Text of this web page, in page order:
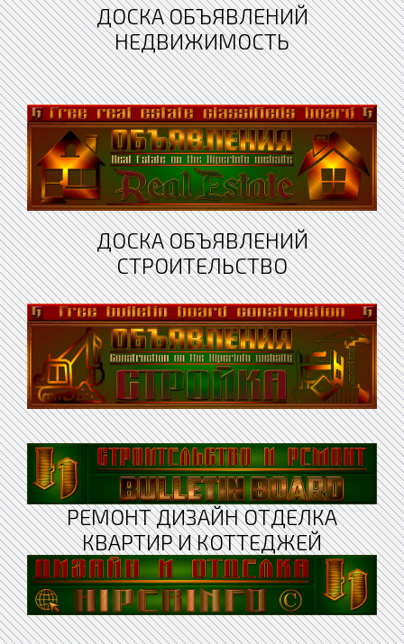
ДОСКА ОБЪЯВЛЕНИЙ
НЕДВИЖИМОСТЬ
ДОСКА ОБЪЯВЛЕНИЙ
СТРОИТЕЛЬСТВО
РЕМОНТ ДИЗАЙН ОТДЕЛКА
КВАРТИР И КОТТЕДЖЕЙ